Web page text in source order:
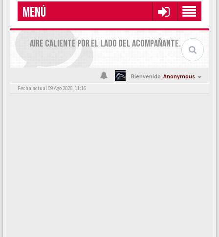
MENÚ
AIRE CALIENTE POR EL LADO DEL ACOMPAÑANTE.
Bienvenido,Anonymous
Fecha actual 09 Ago 2026, 11:16